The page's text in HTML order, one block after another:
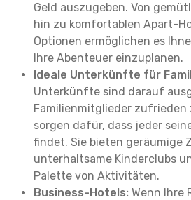
Geld auszugeben. Von
hin zu komfortablen Apart-
Optionen ermöglichen es
Ihre Abenteuer einzuplanen.
Ideale Unterkünfte für
Unterkünfte sind darauf
Familienmitglieder zufrieden
sorgen dafür, dass jeder
findet. Sie bieten geräumige
unterhaltsame Kinderclubs
Palette von Aktivitäten.
Business-Hotels: Wenn Ihre